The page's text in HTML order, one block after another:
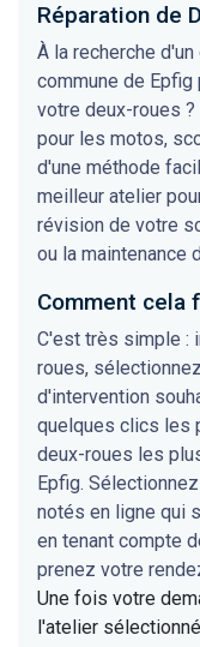
Réparation de
À la recherche
commune de Epfig
votre deux-roues
pour les motos,
d'une méthode
meilleur atelier
révision de votre
ou la maintenance
Comment cela
C'est très simple :
roues,
d'intervention
quelques clics les
deux-roues les
Epfig.
notés en ligne qui
en tenant compte
prenez votre
Une fois votre
l'atelier